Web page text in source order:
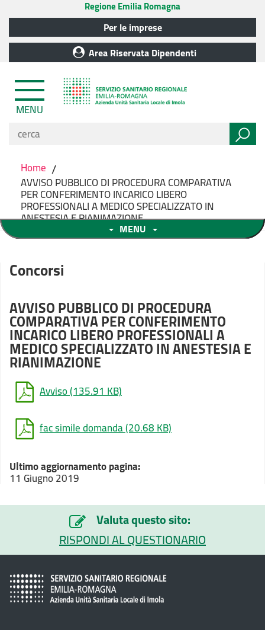
Regione Emilia Romagna
Per le imprese
Area Riservata Dipendenti
MENU
Home /
AVVISO PUBBLICO DI PROCEDURA COMPARATIVA
PER CONFERIMENTO INCARICO LIBERO
PROFESSIONALI A MEDICO SPECIALIZZATO IN
ANESTESIA E RIANIMAZIONE
MENU
Concorsi
AVVISO PUBBLICO DI PROCEDURA
COMPARATIVA PER CONFERIMENTO
INCARICO LIBERO PROFESSIONALI A
MEDICO SPECIALIZZATO IN ANESTESIA E
RIANIMAZIONE
Avviso(135.91 KB)
fac simile domanda(20.68 KB)
Ultimo aggiornamento pagina:
11 Giugno 2019
Valuta questo sito:
RISPONDI AL QUESTIONARIO